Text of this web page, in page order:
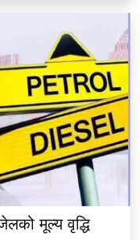
मूल्य वृद्धि